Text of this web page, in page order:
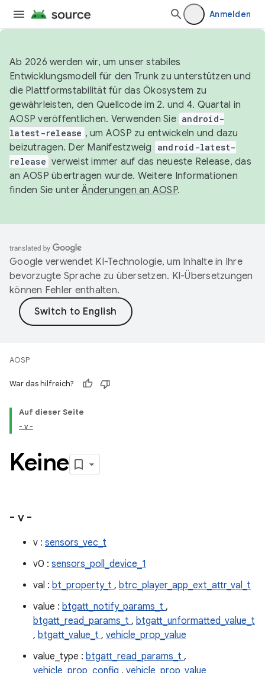
Anmelden
Ab 2026 werden wir, um unser stabiles
Entwicklungsmodell für den Trunk zu unterstützen und
die Plattformstabilität für das Ökosystem zu
gewährleisten, den Quellcode im 2. und 4. Quartal in
AOSP veröffentlichen. Verwenden Sie android-
latest-release , um AOSP zu entwickeln und dazu
beizutragen. Der Manifestzweig
android-latest-
release verweist immer auf das neueste Release, das
an AOSP übertragen wurde. Weitere Informationen
finden Sie unterÄnderungen an AOSP.
Google verwendet KI-Technologie, um Inhalte in Ihre
bevorzugte Sprache zu übersetzen. KI-Übersetzungen
können Fehler enthalten.
AOSP
War das hilfreich?
Auf dieser Seite
- v -
Keine
- v -
v : sensors_vec_t
v0 : sensors_poll_device_1
val : bt_property_t , btrc_player_app_ext_attr_val_t
value : btgatt_notify_params_t ,
btgatt_read_params_t , btgatt_unformatted_value_t
, btgatt_value_t , vehicle_prop_value
value_type : btgatt_read_params_t ,
vehicle_prop_config , vehicle_prop_value